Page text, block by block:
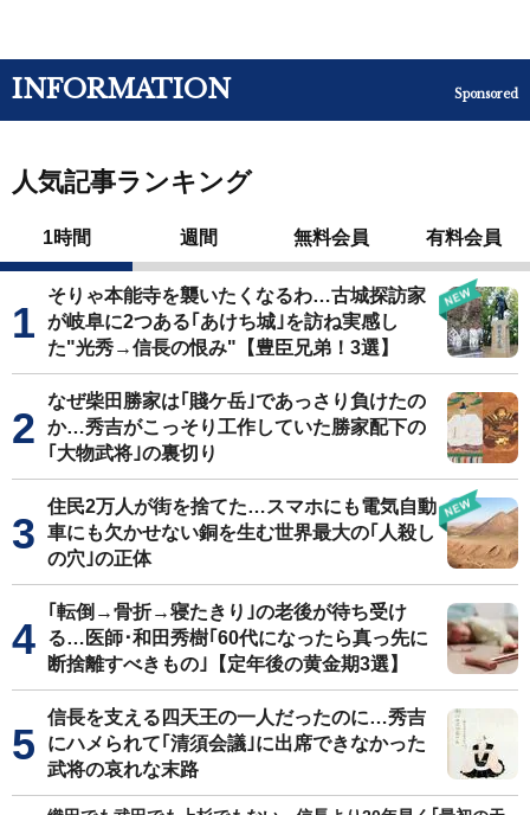
INFORMATION Sponsored
人気記事ランキング
1時間 週間 無料会員 有料会員
そりゃ本能寺を襲いたくなるわ…古城探訪家
が岐阜に2つある｢あけち城｣を訪ね実感し
た"光秀→信長の恨み"【豊臣兄弟！3選】
なぜ柴田勝家は｢賤ケ岳｣であっさり負けたの
か…秀吉がこっそり工作していた勝家配下の
｢大物武将｣の裏切り
住民2万人が街を捨てた…スマホにも電気自動
車にも欠かせない銅を生む世界最大の｢人殺し
の穴｣の正体
｢転倒→骨折→寝たきり｣の老後が待ち受け
る…医師･和田秀樹｢60代になったら真っ先に
断捨離すべきもの｣【定年後の黄金期3選】
信長を支える四天王の一人だったのに…秀吉
にハメられて｢清須会議｣に出席できなかった
武将の哀れな末路